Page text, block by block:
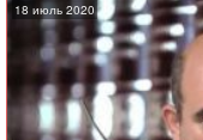
18 июль 2020